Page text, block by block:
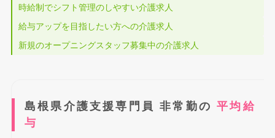
時給制でシフト管理のしやすい介護求人
給与アップを目指したい方への介護求人
新規のオープニングスタッフ募集中の介護求人
島根県介護支援専門員 非常勤の平均給
与